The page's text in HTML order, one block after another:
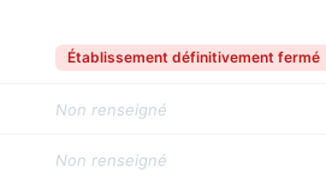
Établissement définitivement fermé
Non renseigné
Non renseigné